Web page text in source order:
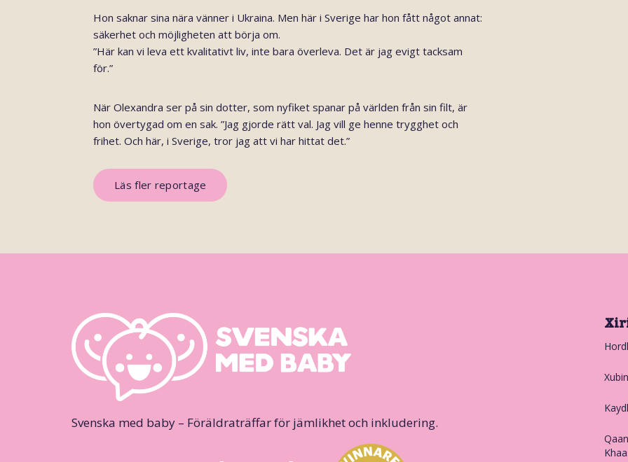
Hon saknar sina nära vänner i Ukraina. Men här i Sverige har hon fått något annat:
säkerhet och möjligheten att börja om.
”Här kan vi leva ett kvalitativt liv, inte bara överleva. Det är jag evigt tacksam
för.”
När Olexandra ser på sin dotter, som nyfiket spanar på världen från sin filt, är
hon övertygad om en sak. ”Jag gjorde rätt val. Jag vill ge henne trygghet och
frihet. Och här, i Sverige, tror jag att vi har hittat det.”
Läs fler reportage
Svenska med baby – Föräldraträffar för jämlikhet och inkludering.